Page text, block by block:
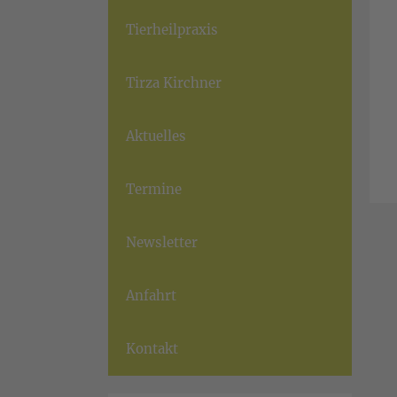
Tierheilpraxis
Tirza Kirchner
Aktuelles
Termine
Newsletter
Anfahrt
Kontakt